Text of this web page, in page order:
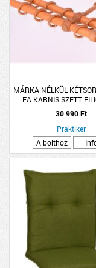
MÁRKA NÉLKÜL
FA KARNIS SZETT
300CM, CSERESZNYE
30 990 Ft
Praktiker
A bolthoz